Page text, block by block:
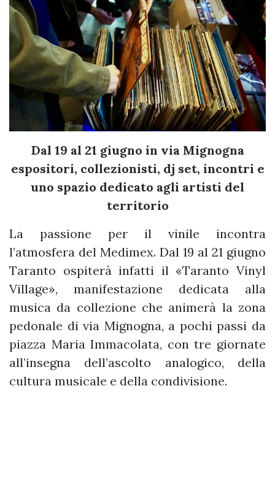
Dal 19 al 21 giugno in via Mignogna
espositori, collezionisti, dj set, incontri e
uno spazio dedicato agli artisti del
territorio
La passione per il vinile incontra
l’atmosfera del Medimex. Dal 19 al 21 giugno
Taranto ospiterà infatti il «Taranto Vinyl
Village», manifestazione dedicata alla
musica da collezione che animerà la zona
pedonale di via Mignogna, a pochi passi da
piazza Maria Immacolata, con tre giornate
all’insegna dell’ascolto analogico, della
cultura musicale e della condivisione.